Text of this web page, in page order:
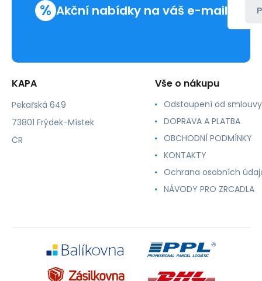
% Akční nabídky na váš e-mail
KAPA
Pekařská 649
73801 Frýdek-Místek
ČR
Vše o nákupu
Odstoupení od smlouvy
DOPRAVA A PLATBA
OBCHODNÍ PODMÍNKY
KONTAKTY
Ochrana osobních
NÁVODY PRO ZRCADLA